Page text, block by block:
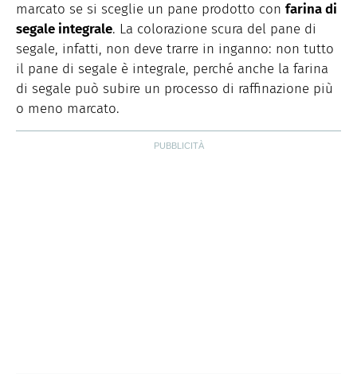
marcato se si sceglie un pane prodotto con farina di
segale integrale. La colorazione scura del pane di
segale, infatti, non deve trarre in inganno: non tutto
il pane di segale è integrale, perché anche la farina
di segale può subire un processo di raffinazione più
o meno marcato.